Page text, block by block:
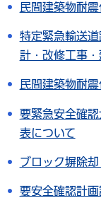
民間建築物耐
特定緊急輸送
計・改修工事・
民間建築物耐
要緊急安全確
表について
ブロック塀除
要安全確認計